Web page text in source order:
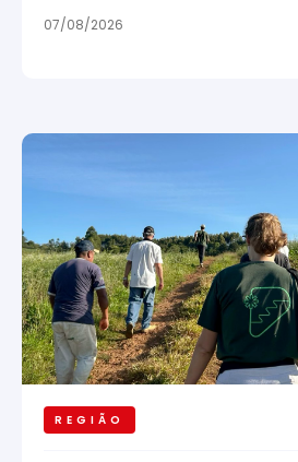
07/08/2026
REGIÃO